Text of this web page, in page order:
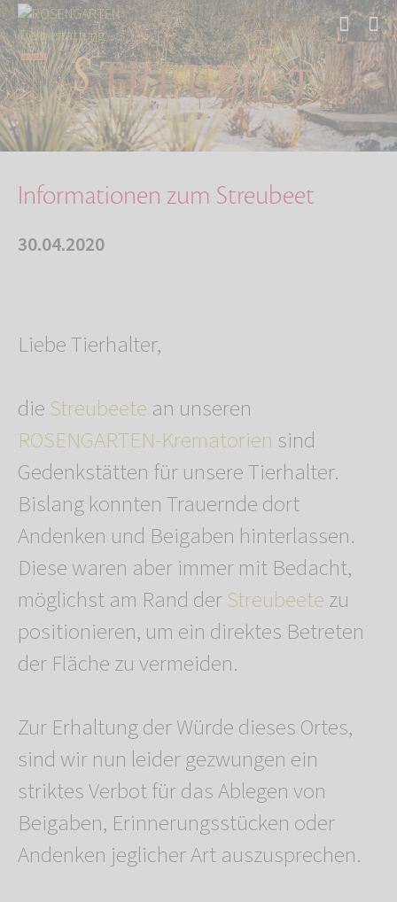
Start Über uns Aktuelles Informationen zum Streubeet
Informationen zum Streubeet
30.04.2020
Liebe Tierhalter,
dieStreubeete an unseren
ROSENGARTEN-Krematorien sind
Gedenkstätten für unsere Tierhalter.
Bislang konnten Trauernde dort
Andenken und Beigaben hinterlassen.
Diese waren aber immer mit Bedacht,
möglichst am Rand derStreubeetezu
positionieren, um ein direktes Betreten
der Fläche zu vermeiden.
Zur Erhaltung der Würde dieses Ortes,
sind wir nun leider gezwungen ein
striktes Verbot für das Ablegen von
Beigaben, Erinnerungsstücken oder
Andenken jeglicher Art auszusprechen.